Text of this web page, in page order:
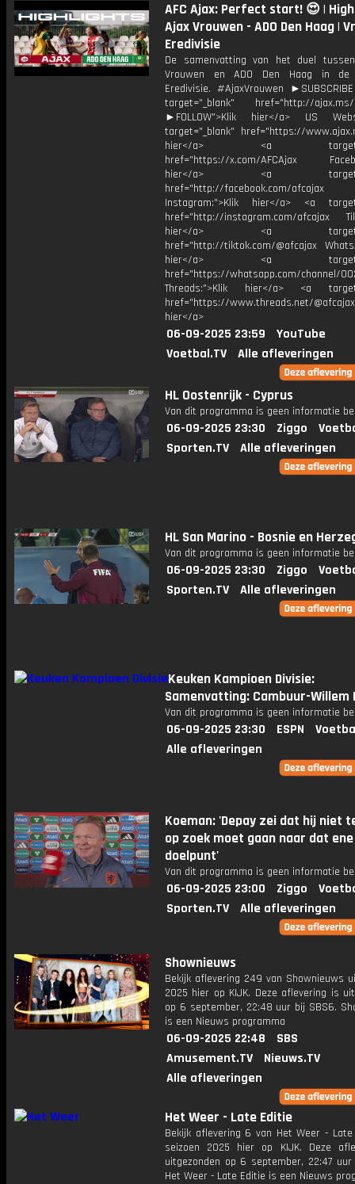
AFC Ajax: Perfect start! 😍 |
Ajax Vrouwen - ADO Den Haag |
Eredivisie
De samenvatting van het duel
Vrouwen en ADO Den Haag in de
Eredivisie. #AjaxVrouwen
target="_blank" href="http://ajax.ms/
►FOLLOW">Klik hier</a> US
target="_blank" href="https://
hier</a> <a
href="https://x.com/AFCAjax
hier</a> <a
href="http://facebook.com/afcajax
Instagram:">Klik hier</a> <a
href="http://instagram.com/afcajax
hier</a> <a
href="http://tiktok.com/@afcajax
hier</a> <a
href="https://whatsapp.com/channel/
Threads:">Klik hier</a> <a
href="https://www.threads.net/
hier</a>
06-09-2025 23:59
YouTube
Voetbal.TV
Alle afleveringen
HL Oostenrijk - Cyprus
Van dit programma is geen informatie
06-09-2025 23:30 Ziggo
Sporten.TV
Alle afleveringen
HL San Marino - Bosnie en
Van dit programma is geen informatie
06-09-2025 23:30 Ziggo
Sporten.TV
Alle afleveringen
Keuken Kampioen Divisie:
Samenvatting: Cambuur-Willem
Van dit programma is geen informatie
06-09-2025 23:30 ESPN
Alle afleveringen
Koeman: 'Depay zei dat hij niet
op zoek moet gaan naar dat ene
doelpunt'
Van dit programma is geen informatie
06-09-2025 23:00 Ziggo
Sporten.TV
Alle afleveringen
Shownieuws
Bekijk aflevering 249 van Shownieuws
2025 hier op KIJK. Deze aflevering is
op 6 september, 22:48 uur bij SBS6.
is een Nieuws programma
06-09-2025 22:48
SBS
Amusement.TV
Nieuws.TV
Alle afleveringen
Het Weer - Late Editie
Bekijk aflevering 6 van Het Weer -
seizoen 2025 hier op KIJK. Deze
uitgezonden op 6 september, 22:47 uur
Het Weer - Late Editie is een Nieuws